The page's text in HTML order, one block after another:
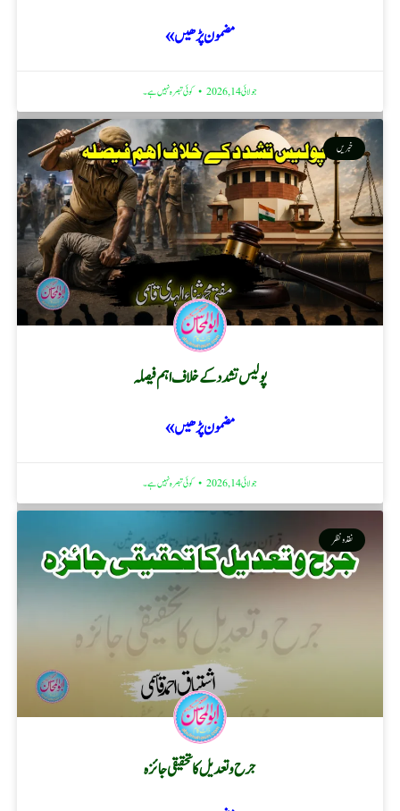
مضمون پڑھیں »
جولائی 14, 2026 کوئی تبصرہ نہیں ہے۔
خبریں
پولیس تشدد کے خلاف اہم فیصلہ
مضمون پڑھیں »
جولائی 14, 2026 کوئی تبصرہ نہیں ہے۔
نقد ونظر
جرح و تعدیل کا تحقیقی جائزہ